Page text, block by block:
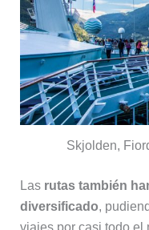
Skjolden,
Las rutas también
diversificado,